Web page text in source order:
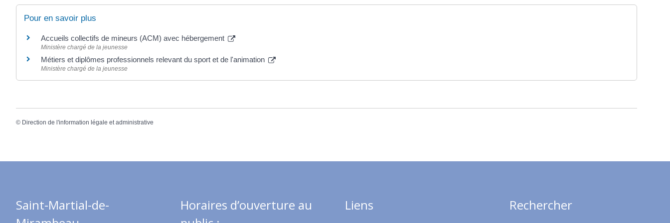
Pour en savoir plus
Accueils collectifs de mineurs (ACM) avec hébergement
Ministère chargé de la jeunesse
Métiers et diplômes professionnels relevant du sport et de l'animation
Ministère chargé de la jeunesse
© Direction de l'information légale et administrative
Saint-Martial-de-
Horaires d’ouverture au
Liens Rechercher